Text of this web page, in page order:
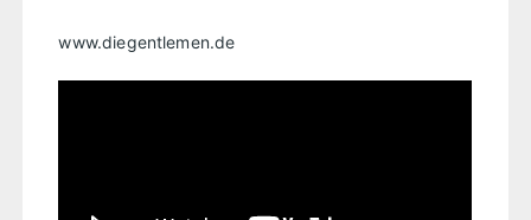
www.diegentlemen.de